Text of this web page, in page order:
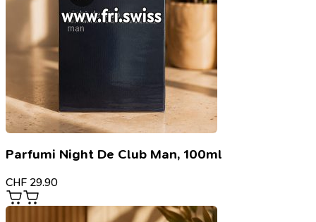
Parfumi Night De Club Man, 100ml
CHF 29.90